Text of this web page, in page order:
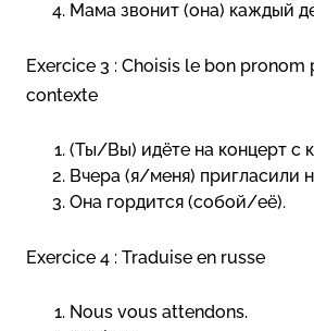
Мама звонит (она) каждый
Exercice 3 : Choisis le bon pronom
contexte
(Ты/Вы) идёте на концерт с
Вчера (я/меня) пригласили
Она гордится (собой/её).
Exercice 4 : Traduise en russe
Nous vous attendons.